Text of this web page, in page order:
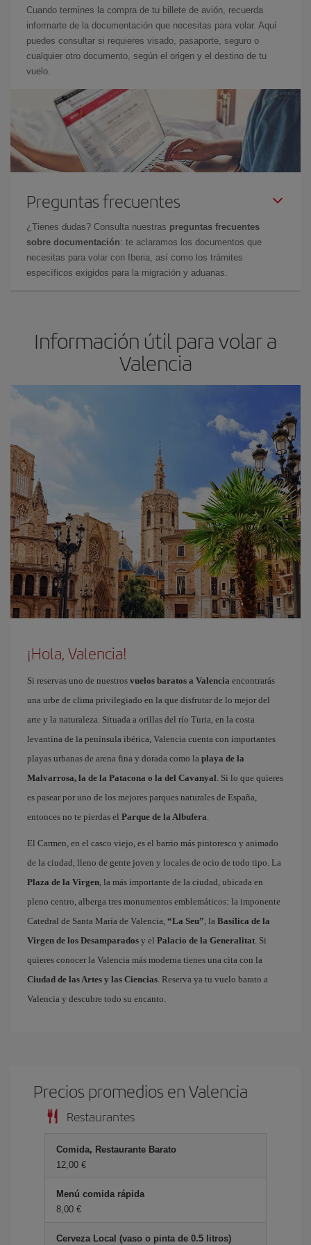
Cuando termines la compra de tu billete de avión, recuerda
informarte de la documentación que necesitas para volar. Aquí
puedes consultar si requieres visado, pasaporte, seguro o
cualquier otro documento, según el origen y el destino de tu
vuelo.
Preguntas frecuentes
¿Tienes dudas? Consulta nuestras preguntas frecuentes
sobre documentación: te aclaramos los documentos que
necesitas para volar con Iberia, así como los trámites
específicos exigidos para la migración y aduanas.
Información útil para volar a
Valencia
¡Hola, Valencia!
Si reservas uno de nuestros vuelos baratos a Valencia encontrarás
una urbe de clima privilegiado en la que disfrutar de lo mejor del
arte y la naturaleza. Situada a orillas del río Turia, en la costa
levantina de la península ibérica, Valencia cuenta con importantes
playas urbanas de arena fina y dorada como la playa de la
Malvarrosa, la de la Patacona o la del Cavanyal. Si lo que quieres
es pasear por uno de los mejores parques naturales de España,
entonces no te pierdas el Parque de la Albufera.
El Carmen, en el casco viejo, es el barrio más pintoresco y animado
de la ciudad, lleno de gente joven y locales de ocio de todo tipo. La
Plaza de la Virgen, la más importante de la ciudad, ubicada en
pleno centro, alberga tres monumentos emblemáticos: la imponente
Catedral de Santa María de Valencia, “La Seu”, la Basílica de la
Virgen de los Desamparados y el Palacio de la Generalitat. Si
quieres conocer la Valencia más moderna tienes una cita con la
Ciudad de las Artes y las Ciencias. Reserva ya tu vuelo barato a
Valencia y descubre todo su encanto.
Precios promedios en Valencia
Restaurantes
Comida, Restaurante Barato
12,00 €
Menú comida rápida
8,00 €
Cerveza Local (vaso o pinta de 0.5 litros)